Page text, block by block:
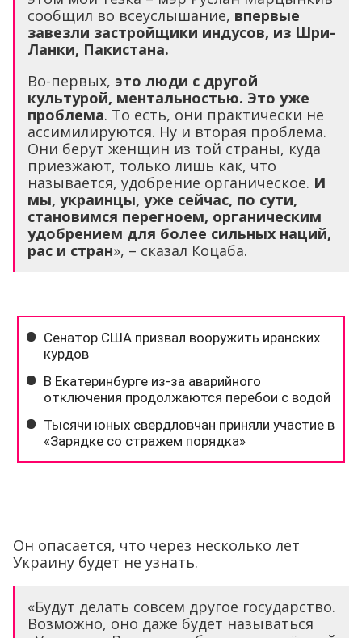
сообщил во всеуслышание, впервые
завезли застройщики индусов, из Шри-
Ланки, Пакистана.
Во-первых, это люди с другой
культурой, ментальностью. Это уже
проблема. То есть, они практически не
ассимилируются. Ну и вторая проблема.
Они берут женщин из той страны, куда
приезжают, только лишь как, что
называется, удобрение органическое. И
мы, украинцы, уже сейчас, по сути,
становимся перегноем, органическим
удобрением для более сильных наций,
рас и стран», – сказал Коцаба.
Он опасается, что через несколько лет
Украину будет не узнать.
«Будут делать совсем другое государство.
Возможно, оно даже будет называться